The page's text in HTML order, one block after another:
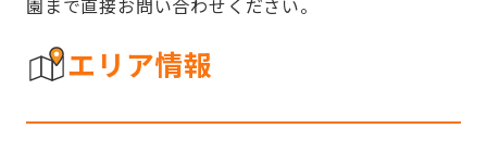
エリア情報